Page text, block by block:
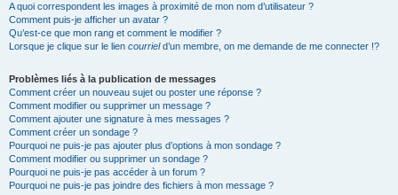
A quoi correspondent les images à proximité de mon nom d’utilisateur ?
Comment puis-je afficher un avatar ?
Qu’est-ce que mon rang et comment le modifier ?
Lorsque je clique sur le lien courrield’un membre, on me demande de me connecter !?
Problèmes liés à la publication de messages
Comment créer un nouveau sujet ou poster une réponse ?
Comment modifier ou supprimer un message ?
Comment ajouter une signature à mes messages ?
Comment créer un sondage ?
Pourquoi ne puis-je pas ajouter plus d’options à mon sondage ?
Comment modifier ou supprimer un sondage ?
Pourquoi ne puis-je pas accéder à un forum ?
Pourquoi ne puis-je pas joindre des fichiers à mon message ?